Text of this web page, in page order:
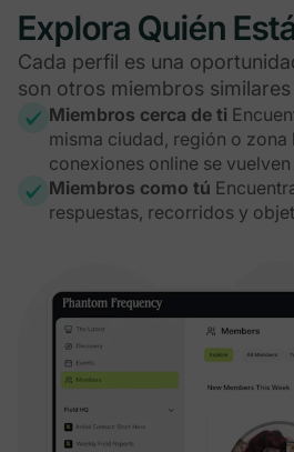
Explora Quién
Cada perfil es una
son otros miembros
Miembros cerca de ti
misma ciudad, región o zona
conexiones online se vuelven
Miembros como tú
respuestas, recorridos y